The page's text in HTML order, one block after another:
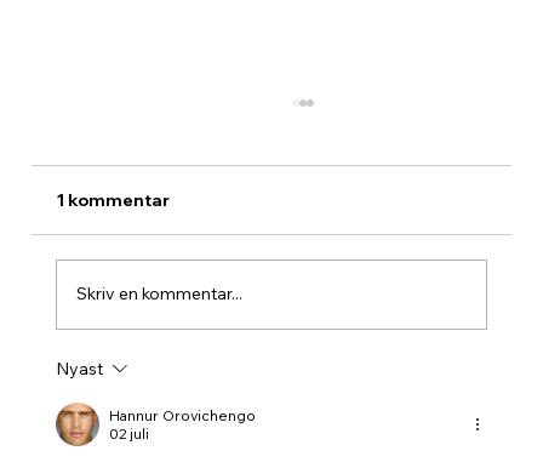
månad
1 kommentar
Skriv en kommentar...
Nyast
Hannur Orovichengo
02 juli